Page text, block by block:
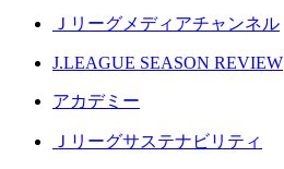
Ｊリーグメディアチャンネル
J.LEAGUE SEASON REVIEW
アカデミー
Ｊリーグサステナビリティ